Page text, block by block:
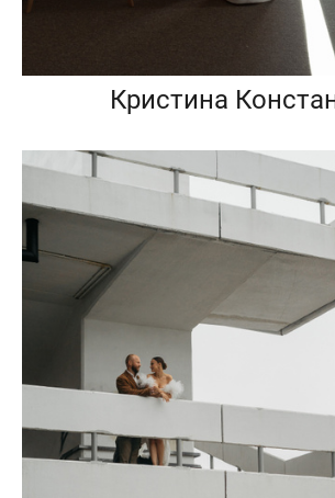
Кристина